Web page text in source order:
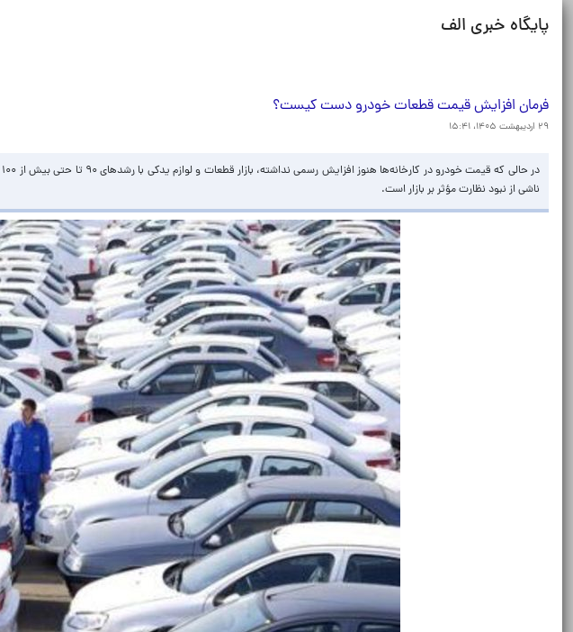
پایگاه خبری الف
فرمان افزایش قیمت قطعات خودرو دست کیست؟
۲۹ اردیبهشت ۱۴۰۵، ۱۵:۴۱
ناشی از نبود نظارت مؤثر بر بازار است.